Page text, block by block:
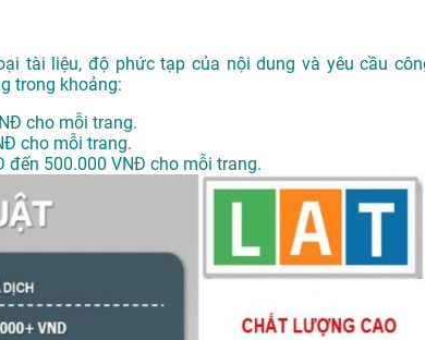
tài liệu, độ phức tạp của nội dung và yêu cầu
trong khoảng:
cho mỗi trang.
cho mỗi trang.
đến 500.000 VNĐ cho mỗi trang.